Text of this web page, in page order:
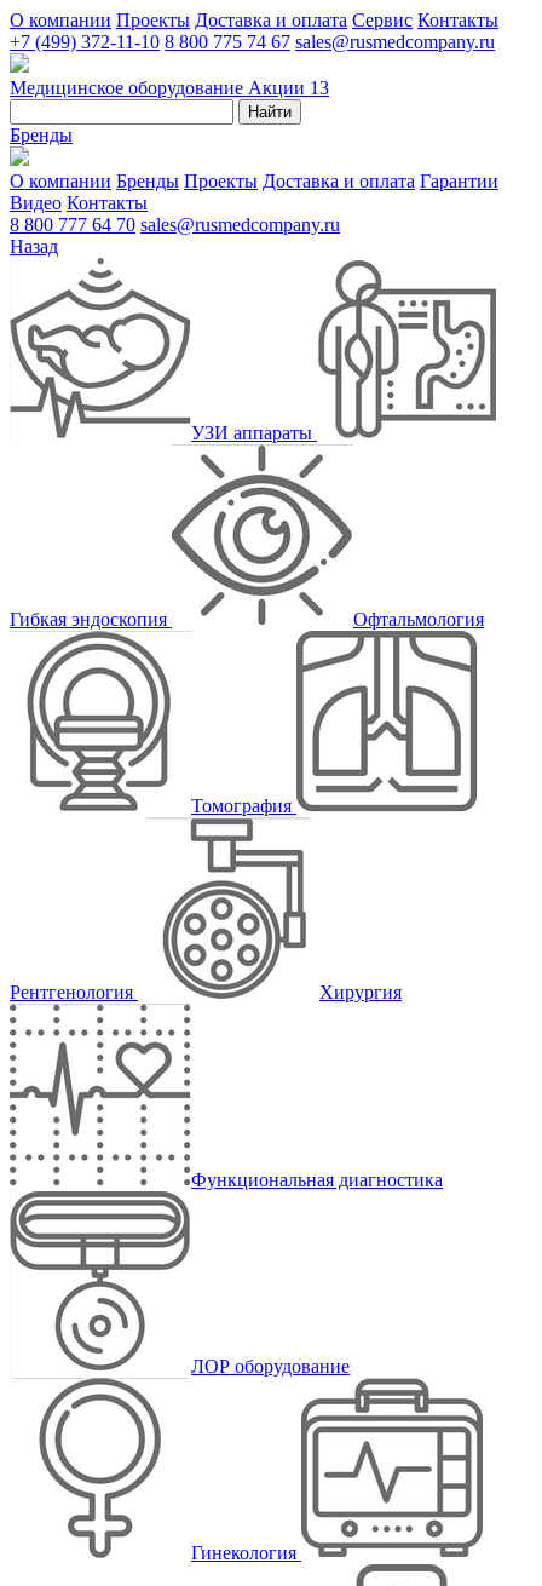
О компании Проекты Доставка и оплата Сервис Контакты
+7 (499) 372-11-10 8 800 775 74 67 sales@rusmedcompany.ru
Медицинское оборудование Акции 13
Найти
Бренды
О компании Бренды Проекты Доставка и оплата Гарантии
Видео Контакты
8 800 777 64 70 sales@rusmedcompany.ru
Назад
УЗИ аппараты
Гибкая эндоскопия Офтальмология
Томография
Рентгенология Хирургия
Функциональная диагностика
ЛОР оборудование
Гинекология